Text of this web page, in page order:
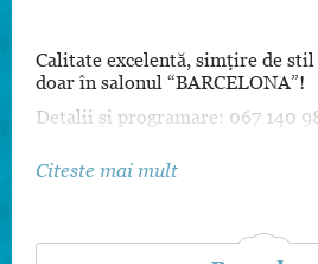
Calitate excelentă, simțire de
doar în salonul “BARCELONA”!
Detalii și programare: 067 140
Citeste mai mult